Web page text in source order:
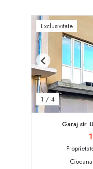
Exclusivitate
1 / 4
Previous
Garaj str.